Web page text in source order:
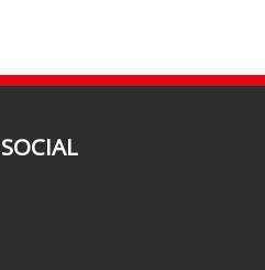
SOCIAL